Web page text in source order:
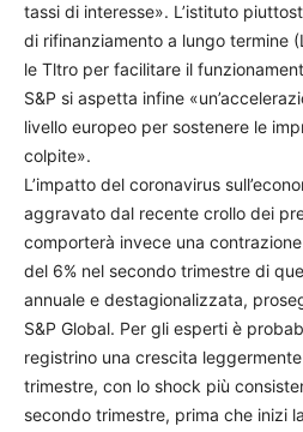
tassi di interesse». L’istituto
di rifinanziamento a lungo termine
le Tltro per facilitare il
S&P si aspetta infine
livello europeo per sostenere le
colpite».
L’impatto del coronavirus
aggravato dal recente crollo dei
comporterà invece una contrazione
del 6% nel secondo trimestre di
annuale e destagionalizzata,
S&P Global. Per gli esperti è
registrino una crescita
trimestre, con lo shock più
secondo trimestre, prima che inizi